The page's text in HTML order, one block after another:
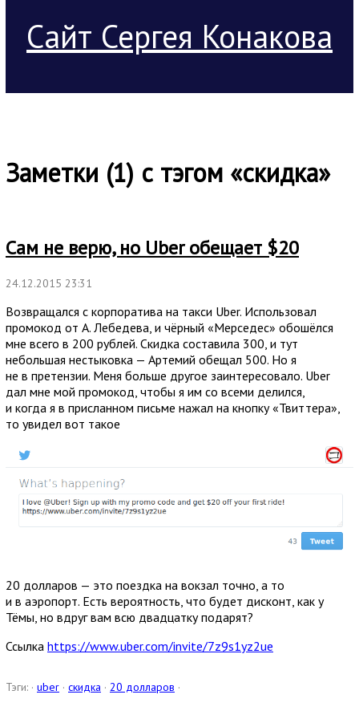
Сайт Сергея Конакова
Заметки (1) с тэгом «скидка»
Сам не верю, но Uber обещает $20
24.12.2015 23:31
Возвращался с корпоратива на такси Uber. Использовал
промокод от А. Лебедева, и чёрный «Мерседес» обошёлся
мне всего в 200 рублей. Скидка составила 300, и тут
небольшая нестыковка — Артемий обещал 500. Но я
не в претензии. Меня больше другое заинтересовало. Uber
дал мне мой промокод, чтобы я им со всеми делился,
и когда я в присланном письме нажал на кнопку «Твиттера»,
то увидел вот такое
20 долларов — это поездка на вокзал точно, а то
и в аэропорт. Есть вероятность, что будет дисконт, как у
Тёмы, но вдруг вам всю двадцатку подарят?
Ссылка https://www.uber.com/invite/7z9s1yz2ue
Тэги: · uber · скидка · 20 долларов ·